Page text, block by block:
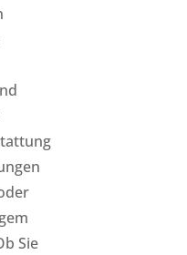
Sie